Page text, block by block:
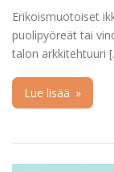
Erikoismuotoiset
puolipyöreät tai
talon arkkitehtuuri
Lue lisää »